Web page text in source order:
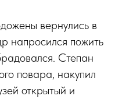
вернулись в
напросился пожить
Степан
повара, накупил
открытый и